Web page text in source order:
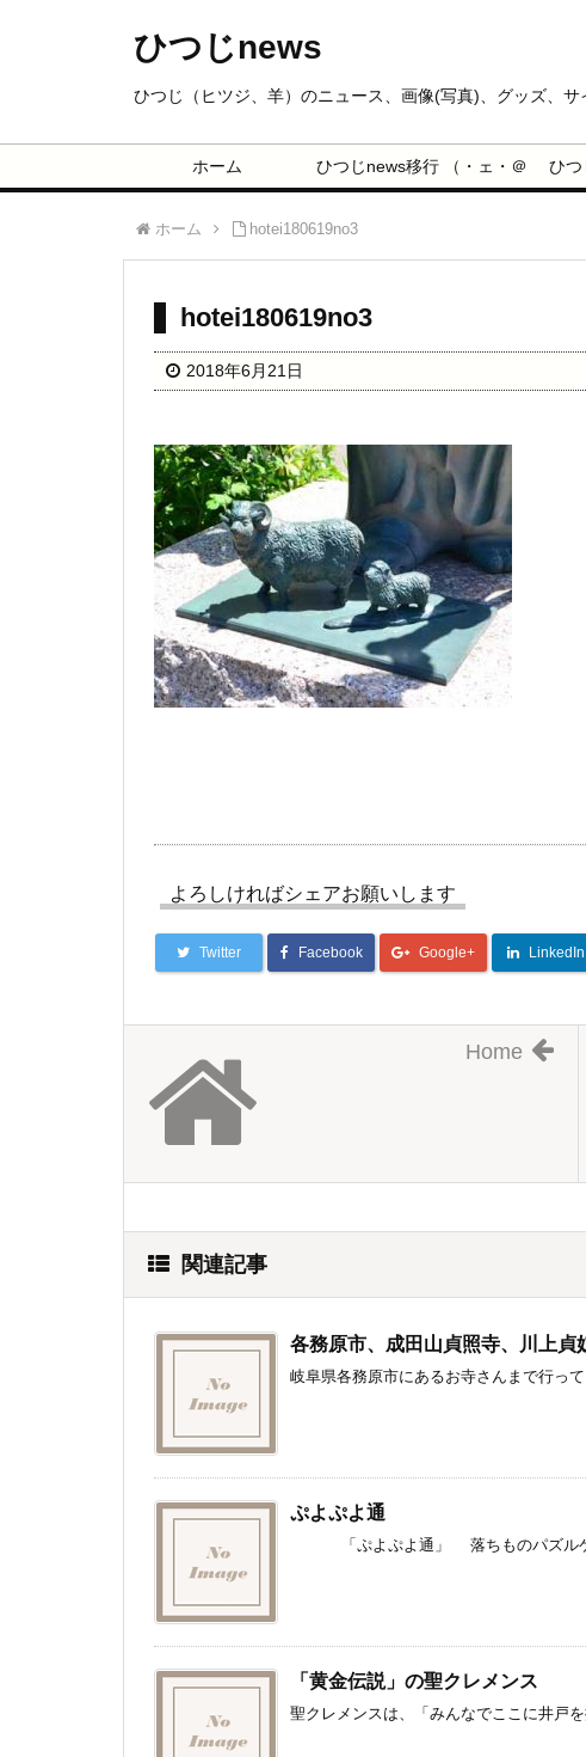
ひつじnews
ひつじ（ヒツジ、羊）のニュース、画像(写真)、グッズ、
ホーム ひつじnews移行 （・ェ・＠ ひつ
ホーム hotei180619no3
hotei180619no3
2018年6月21日
よろしければシェアお願いします
Twitter Facebook Google+ LinkedIn
Home
関連記事
各務原市、成田山貞照寺、川上貞
岐阜県各務原市にあるお寺さんまで行っ
ぷよぷよ通
「ぷよぷよ通」 落ちものパズルゲー
「黄金伝説」の聖クレメンス
聖クレメンスは、「みんなでここに井戸